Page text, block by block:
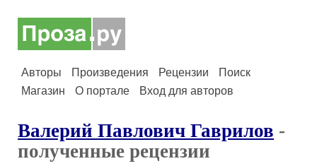
Авторы Произведения Рецензии
Поиск
Магазин
О портале Вход для авторов
Валерий Павлович Гаврилов -
полученные рецензии